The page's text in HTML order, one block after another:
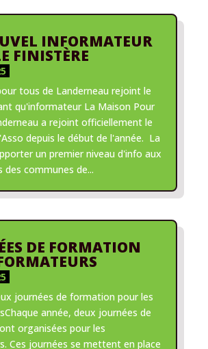
INFORMATEUR
FINISTÈRE
tous de Landerneau rejoint le
qu'informateur La Maison Pour
a rejoint officiellement le
depuis le début de l'année. La
un premier niveau d'info aux
des communes de...
DE FORMATION
journées de formation pour les
année, deux journées de
organisées pour les
Ces journées se mettent en place